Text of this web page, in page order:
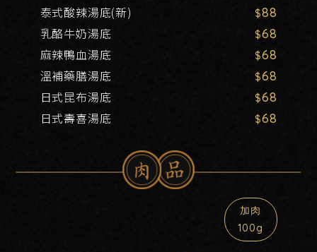
泰式酸辣湯底(新) 88
乳酪牛奶湯底 68
麻辣鴨血湯底 68
溫補藥膳湯底 68
日式昆布湯底 68
日式壽喜湯底 68
加肉
100g